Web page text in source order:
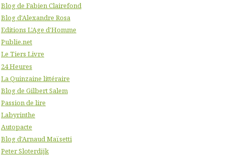
Blog de Fabien Clairefond
Blog d'Alexandre Rosa
Editions L'Age d'Homme
Publie.net
Le Tiers Livre
24 Heures
La Quinzaine littéraire
Blog de Gilbert Salem
Passion de lire
Labyrinthe
Autopacte
Blog d'Arnaud Maïsetti
Peter Sloterdijk